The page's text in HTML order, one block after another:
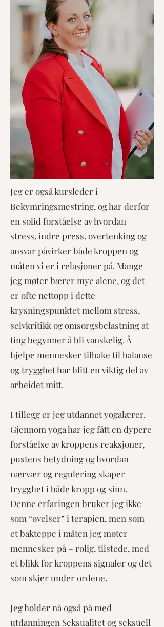
Jeg er også kursleder i
Bekymringsmestring, og har derfor
en solid forståelse av hvordan
stress, indre press, overtenking og
ansvar påvirker både kroppen og
måten vi er i relasjoner på. Mange
jeg møter bærer mye alene, og det
er ofte nettopp i dette
krysningspunktet mellom stress,
selvkritikk og omsorgsbelastning at
ting begynner å bli vanskelig. Å
hjelpe mennesker tilbake til balanse
og trygghet har blitt en viktig del av
arbeidet mitt.
I tillegg er jeg utdannet yogalærer.
Gjennom yoga har jeg fått en dypere
forståelse av kroppens reaksjoner,
pustens betydning og hvordan
nærvær og regulering skaper
trygghet i både kropp og sinn.
Denne erfaringen bruker jeg ikke
som “øvelser” i terapien, men som
et bakteppe i måten jeg møter
mennesker på – rolig, tilstede, med
et blikk for kroppens signaler og det
som skjer under ordene.
Jeg holder nå også på med
utdanningen Seksualitet og seksuell